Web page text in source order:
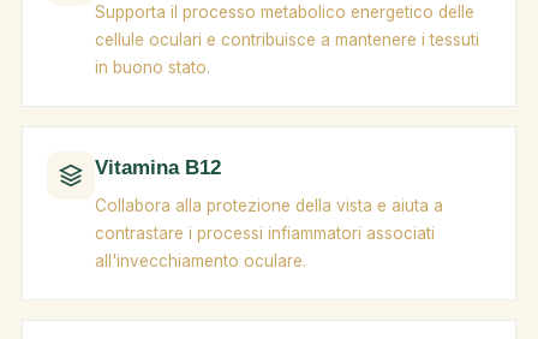
Supporta il processo metabolico energetico delle
cellule oculari e contribuisce a mantenere i tessuti
in buono stato.
Vitamina B12
Collabora alla protezione della vista e aiuta a
contrastare i processi infiammatori associati
all'invecchiamento oculare.